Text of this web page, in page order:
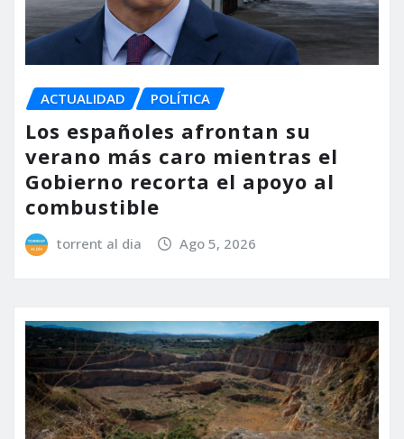
ACTUALIDAD POLÍTICA
Los españoles afrontan su
verano más caro mientras el
Gobierno recorta el apoyo al
combustible
torrent al dia Ago 5, 2026